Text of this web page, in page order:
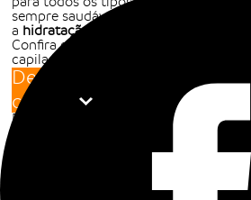
sempre saudáveis, a Dermage traz
a hidratação dos cabelos, desde os
Confira e saiba os principais
capilar.
Descubra a importância
capilar
Essencial para a saúde dos fios, a
aparência brilhante e leve, além de
Para garantir cabelos bonitos e
o uso diário de produtos direcionados
dos seus fios. Conhecendo essa